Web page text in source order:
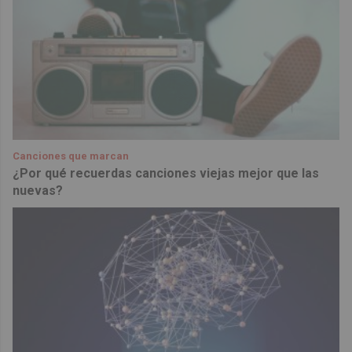
Canciones que marcan
¿Por qué recuerdas canciones viejas mejor que las
nuevas?